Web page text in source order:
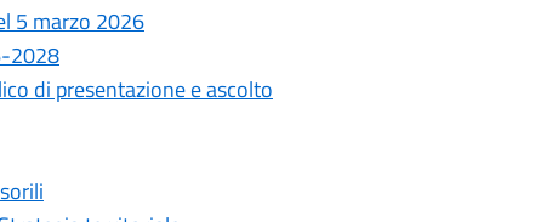
5 marzo 2026
2028
di presentazione e ascolto